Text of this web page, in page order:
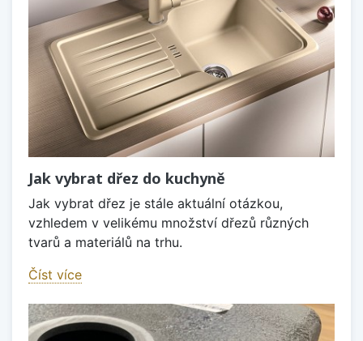
Jak vybrat dřez do kuchyně
Jak vybrat dřez je stále aktuální otázkou,
vzhledem v velikému množství dřezů různých
tvarů a materiálů na trhu.
Číst více